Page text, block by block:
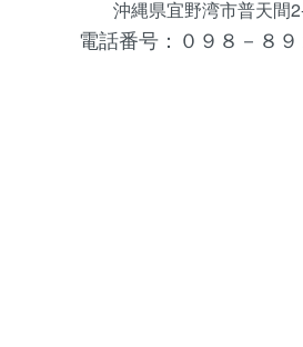
沖縄県宜野湾市普天間
電話番号：０９８－８